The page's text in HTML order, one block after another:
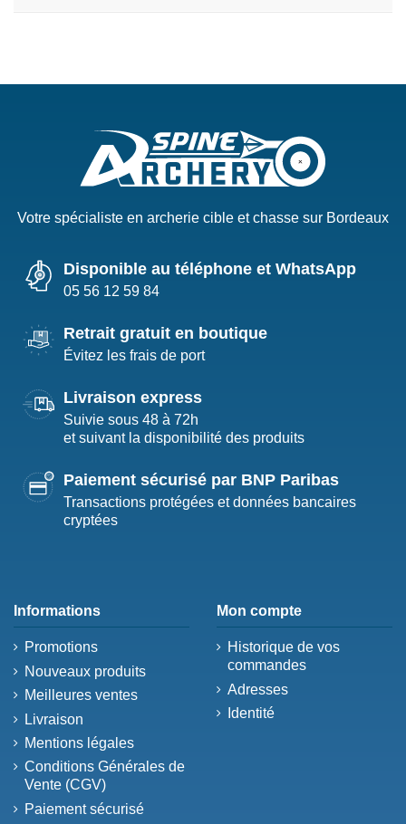
Votre spécialiste en archerie cible et chasse sur Bordeaux
Disponible au téléphone et WhatsApp
05 56 12 59 84
Retrait gratuit en boutique
Évitez les frais de port
Livraison express
Suivie sous 48 à 72h
et suivant la disponibilité des produits
Paiement sécurisé par BNP Paribas
Transactions protégées et données bancaires
cryptées
Informations
Promotions
Nouveaux produits
Meilleures ventes
Livraison
Mentions légales
Conditions Générales de
Vente (CGV)
Paiement sécurisé
Mon compte
Historique de vos
commandes
Adresses
Identité